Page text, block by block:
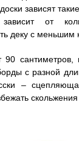
зависят
от
деку с меньшим
сантиметров,
с разной
–